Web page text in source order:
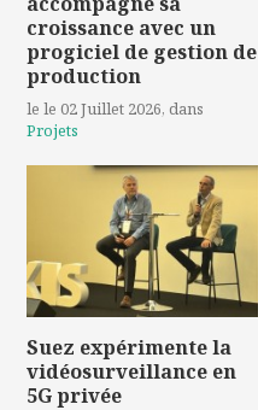
croissance avec un
progiciel de gestion de
production
le le 02 Juillet 2026, dans
Projets
Suez expérimente la
vidéosurveillance en
5G privée